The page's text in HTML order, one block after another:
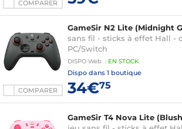
COMPARER
COMPARER
GameSir N2 Lite (Midnight
sans fil - sticks à effet Hall -
PC/Switch
DISPO Web : EN STOCK
Dispo dans 1 boutique
34€75
GameSir T4 Nova Lite